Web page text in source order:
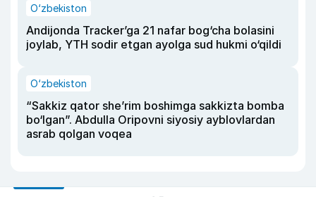
O‘zbekiston
Andijonda Tracker’ga 21 nafar bog‘cha bolasini
joylab, YTH sodir etgan ayolga sud hukmi o‘qildi
O‘zbekiston
“Sakkiz qator she’rim boshimga sakkizta bomba
bo‘lgan”. Abdulla Oripovni siyosiy ayblovlardan
asrab qolgan voqea